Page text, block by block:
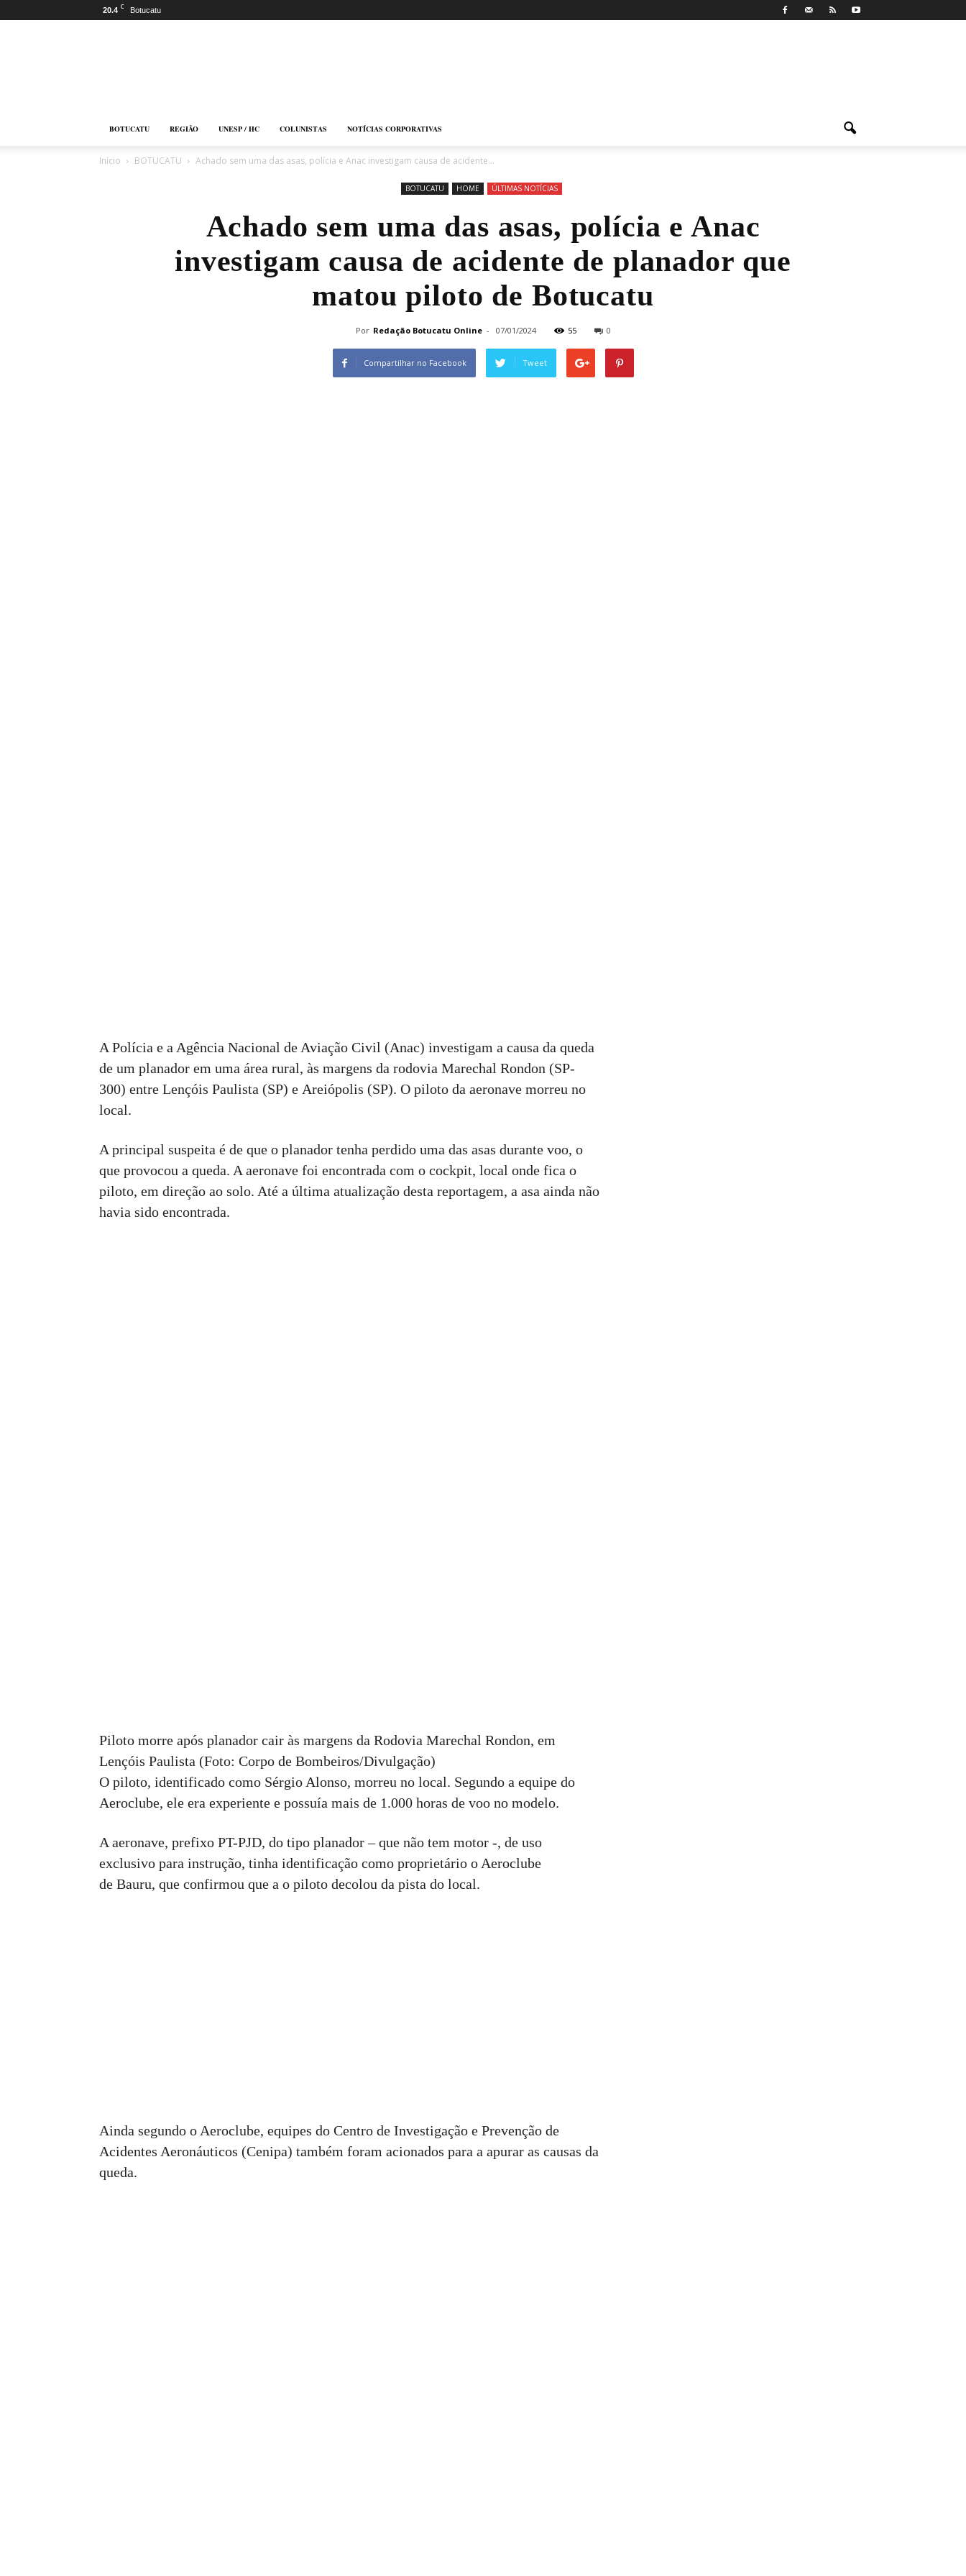
20.4 C Botucatu
BOTUCATU REGIÃO UNESP / HC COLUNISTAS NOTÍCIAS CORPORATIVAS
Início BOTUCATU Achado sem uma das asas, polícia e Anac investigam causa de acidente...
BOTUCATU HOME ÚLTIMAS NOTÍCIAS
Achado sem uma das asas, polícia e Anac
investigam causa de acidente de planador que
matou piloto de Botucatu
Por Redação Botucatu Online - 07/01/2024 55 0
Compartilhar no Facebook Tweet
A Polícia e a Agência Nacional de Aviação Civil (Anac) investigam a causa da queda
de um planador em uma área rural, às margens da rodovia Marechal Rondon (SP-
300) entre Lençóis Paulista (SP) e Areiópolis (SP). O piloto da aeronave morreu no
local.
A principal suspeita é de que o planador tenha perdido uma das asas durante voo, o
que provocou a queda. A aeronave foi encontrada com o cockpit, local onde fica o
piloto, em direção ao solo. Até a última atualização desta reportagem, a asa ainda não
havia sido encontrada.
Piloto morre após planador cair às margens da Rodovia Marechal Rondon, em
Lençóis Paulista (Foto: Corpo de Bombeiros/Divulgação)
O piloto, identificado como Sérgio Alonso, morreu no local. Segundo a equipe do
Aeroclube, ele era experiente e possuía mais de 1.000 horas de voo no modelo.
A aeronave, prefixo PT-PJD, do tipo planador – que não tem motor -, de uso
exclusivo para instrução, tinha identificação como proprietário o Aeroclube
de Bauru, que confirmou que a o piloto decolou da pista do local.
Ainda segundo o Aeroclube, equipes do Centro de Investigação e Prevenção de
Acidentes Aeronáuticos (Cenipa) também foram acionados para a apurar as causas da
queda.